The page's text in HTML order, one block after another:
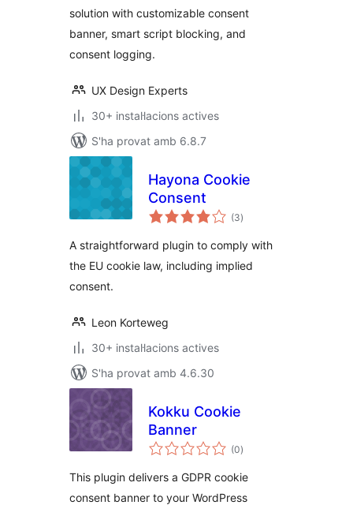
solution with customizable consent
banner, smart script blocking, and
consent logging.
UX Design Experts
30+ instal·lacions actives
S'ha provat amb 6.8.7
Hayona Cookie
Consent
(3puntuacions
totals
)
A straightforward plugin to comply with
the EU cookie law, including implied
consent.
Leon Korteweg
30+ instal·lacions actives
S'ha provat amb 4.6.30
Kokku Cookie
Banner
(0puntuacions
totals
)
This plugin delivers a GDPR cookie
consent banner to your WordPress